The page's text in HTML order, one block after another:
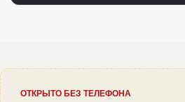
ОТКРЫТО БЕЗ ТЕЛЕФОНА